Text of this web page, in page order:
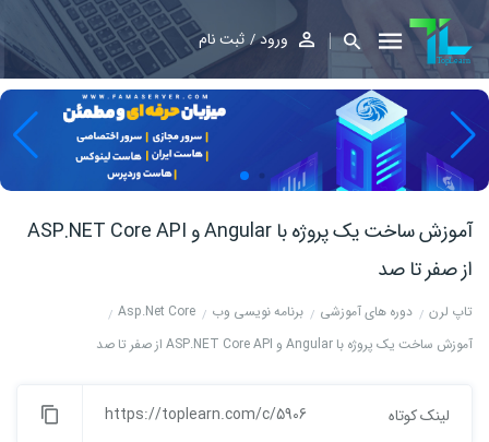
ورود ثبت نام
آموزش ساخت یک پروژه با Angular و ASP.NET Core API
از صفر تا صد
تاپ لرن دوره های آموزشی برنامه نویسی وب
Asp.Net Core
آموزش ساخت یک پروژه با Angular و ASP.NET Core API از صفر تا صد
لینک کوتاه https://toplearn.com/c/5906